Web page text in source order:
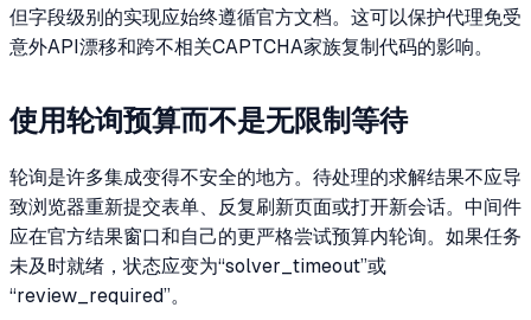
但字段级别的实现应始终遵循官方文档。这可以保护代理免受
意外API漂移和跨不相关CAPTCHA家族复制代码的影响。
使用轮询预算而不是无限制等待
轮询是许多集成变得不安全的地方。待处理的求解结果不应导
致浏览器重新提交表单、反复刷新页面或打开新会话。中间件
应在官方结果窗口和自己的更严格尝试预算内轮询。如果任务
未及时就绪，状态应变为“solver_timeout”或
“review_required”。